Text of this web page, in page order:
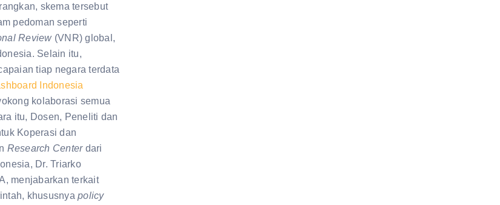
skema tersebut
pedoman seperti
Review(VNR) global,
Selain itu,
tiap negara terdata
Indonesia
kolaborasi semua
itu, Dosen, Peneliti dan
Koperasi dan
Research Centerdari
Dr. Triarko
menjabarkan terkait
khususnyapolicy